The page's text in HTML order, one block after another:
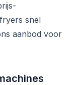
snel
aanbod voor